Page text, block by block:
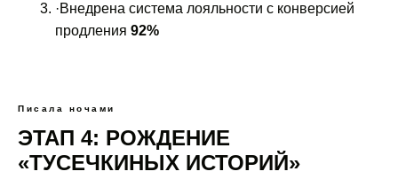
·Внедрена система лояльности с конверсией
продления 92%
Писала ночами
ЭТАП 4: РОЖДЕНИЕ
«ТУСЕЧКИНЫХ ИСТОРИЙ»